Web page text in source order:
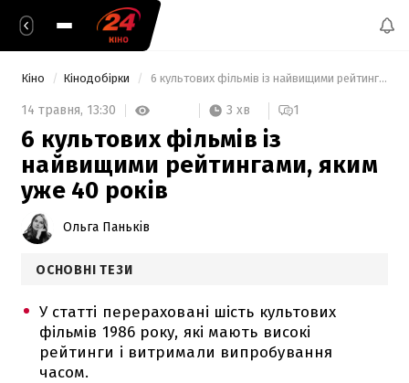
Кіно Кінодобірки 6 культових фільмів із найвищими рейтингами, яким уже 40 років
14 травня, 13:30 3 хв 1
6 культових фільмів із
найвищими рейтингами, яким
уже 40 років
Ольга Паньків
ОСНОВНІ ТЕЗИ
У статті перераховані шість культових
фільмів 1986 року, які мають високі
рейтинги і витримали випробування
часом.